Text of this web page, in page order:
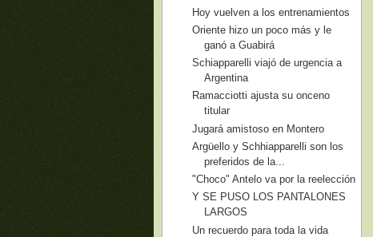
Hoy vuelven a los entrenamientos
Oriente hizo un poco más y le
ganó a Guabirá
Schiapparelli viajó de urgencia a
Argentina
Ramacciotti ajusta su onceno
titular
Jugará amistoso en Montero
Argüello y Schhiapparelli son los
preferidos de la...
"Choco" Antelo va por la reelección
Y SE PUSO LOS PANTALONES
LARGOS
Un recuerdo para toda la vida